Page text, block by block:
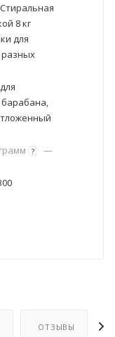
Стиральная
8 кг
для
барабана,
?
—
ОТЗЫВЫ